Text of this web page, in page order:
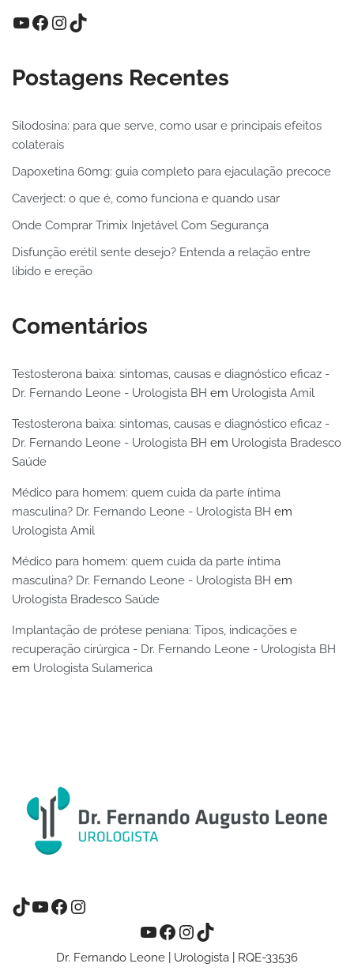
Postagens Recentes
Silodosina: para que serve, como usar e principais efeitos
colaterais
Dapoxetina 60mg: guia completo para ejaculação precoce
Caverject: o que é, como funciona e quando usar
Onde Comprar Trimix Injetável Com Segurança
Disfunção erétil sente desejo? Entenda a relação entre
libido e ereção
Comentários
Testosterona baixa: sintomas, causas e diagnóstico eficaz -
Dr. Fernando Leone - Urologista BH em Urologista Amil
Testosterona baixa: sintomas, causas e diagnóstico eficaz -
Dr. Fernando Leone - Urologista BH em Urologista Bradesco
Saúde
Médico para homem: quem cuida da parte íntima
masculina? Dr. Fernando Leone - Urologista BH em
Urologista Amil
Médico para homem: quem cuida da parte íntima
masculina? Dr. Fernando Leone - Urologista BH em
Urologista Bradesco Saúde
Implantação de prótese peniana: Tipos, indicações e
recuperação cirúrgica - Dr. Fernando Leone - Urologista BH
em Urologista Sulamerica
Dr. Fernando Leone | Urologista | RQE-33536